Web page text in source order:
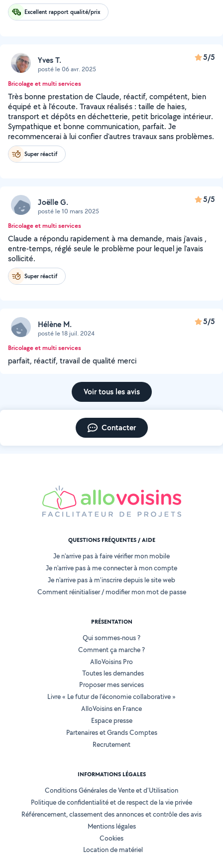
Excellent rapport qualité/prix
Yves T.
posté le 06 avr. 2025
5/5
Bricolage et multi services
Très bonne prestation de Claude, réactif, compétent, bien
équipé et à l'écoute. Travaux réalisés : taille de haies,
transport et dépôts en déchetterie, petit bricolage intérieur.
Sympathique et bonne communication, parfait. Je
recommencerai à lui confier d'autres travaux sans problèmes.
Super réactif
Joëlle G.
posté le 10 mars 2025
5/5
Bricolage et multi services
Claude a répondu rapidement à ma demande, mais j'avais ,
entre-temps, réglé seule le problème pour lequel je l'avais
sollicité.
Super réactif
Hélène M.
posté le 18 juil. 2024
5/5
Bricolage et multi services
parfait, réactif, travail de qualité merci
Voir tous les avis
Contacter
QUESTIONS FRÉQUENTES / AIDE
Je n'arrive pas à faire vérifier mon mobile
Je n'arrive pas à me connecter à mon compte
Je n'arrive pas à m'inscrire depuis le site web
Comment réinitialiser / modifier mon mot de passe
PRÉSENTATION
Qui sommes-nous ?
Comment ça marche ?
AlloVoisins Pro
Toutes les demandes
Proposer mes services
Livre « Le futur de l'économie collaborative »
AlloVoisins en France
Espace presse
Partenaires et Grands Comptes
Recrutement
INFORMATIONS LÉGALES
Conditions Générales de Vente et d'Utilisation
Politique de confidentialité et de respect de la vie privée
Référencement, classement des annonces et contrôle des avis
Mentions légales
Cookies
Location de matériel